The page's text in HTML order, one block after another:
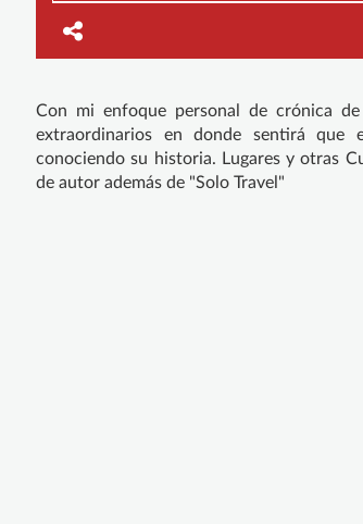
Con mi enfoque personal de crónica
extraordinarios en donde sentirá que
conociendo su historia. Lugares y otras
de autor además de "Solo Travel"